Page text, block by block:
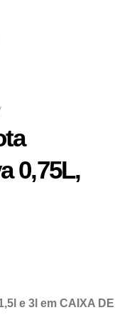
0,75L,
e 3l em CAIXA DE